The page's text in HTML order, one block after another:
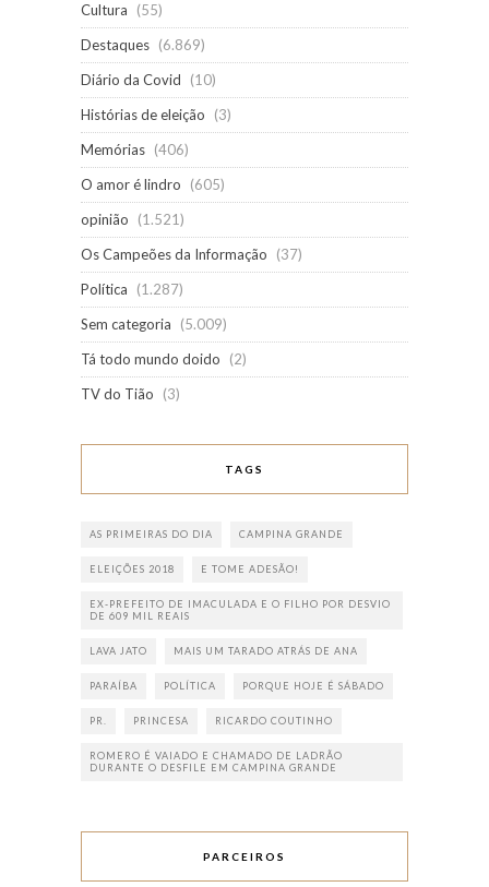
Cultura
(55)
Destaques (6.869)
Diário da Covid
(10)
Histórias de eleição
(3)
Memórias (406)
O amor é lindro
(605)
opinião
(1.521)
Os Campeões da Informação
(37)
Política
(1.287)
Sem categoria
(5.009)
Tá todo mundo doido
(2)
TV do Tião
(3)
TAGS
AS PRIMEIRAS DO DIA CAMPINA GRANDE
ELEIÇÕES 2018 E TOME ADESÃO!
EX-PREFEITO DE IMACULADA E O FILHO POR DESVIO
DE 609 MIL REAIS
LAVA JATO MAIS UM TARADO ATRÁS DE ANA
PARAÍBA POLÍTICA PORQUE HOJE É SÁBADO
PR. PRINCESA RICARDO COUTINHO
ROMERO É VAIADO E CHAMADO DE LADRÃO
DURANTE O DESFILE EM CAMPINA GRANDE
PARCEIROS